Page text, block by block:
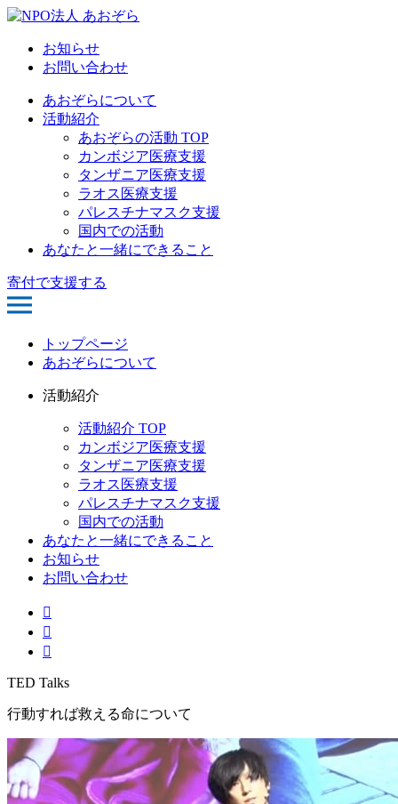
お知らせ
お問い合わせ
あおぞらについて
活動紹介
あおぞらの活動 TOP
カンボジア医療支援
タンザニア医療支援
ラオス医療支援
パレスチナマスク支援
国内での活動
あなたと一緒にできること
寄付で支援する
トップページ
あおぞらについて
活動紹介
活動紹介 TOP
カンボジア医療支援
タンザニア医療支援
ラオス医療支援
パレスチナマスク支援
国内での活動
あなたと一緒にできること
お知らせ
お問い合わせ
TED Talks
行動すれば救える命について